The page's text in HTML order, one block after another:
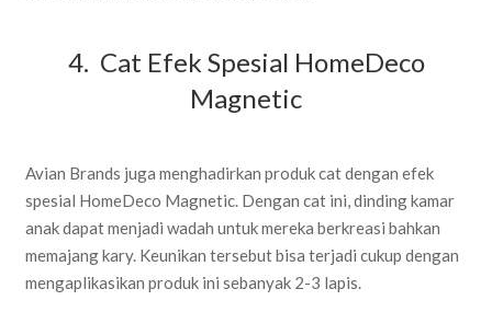
4. Cat Efek Spesial HomeDeco
Magnetic
Avian Brands juga menghadirkan produk cat dengan efek
spesial HomeDeco Magnetic. Dengan cat ini, dinding kamar
anak dapat menjadi wadah untuk mereka berkreasi bahkan
memajang kary. Keunikan tersebut bisa terjadi cukup dengan
mengaplikasikan produk ini sebanyak 2-3 lapis.